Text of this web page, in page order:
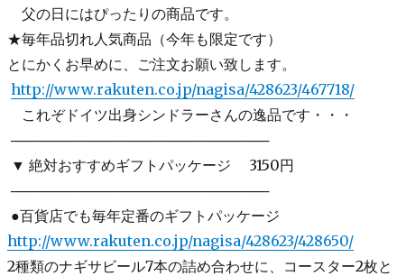
父の日にはぴったりの商品です。
★毎年品切れ人気商品（今年も限定です）
とにかくお早めに、ご注文お願い致します。
http://www.rakuten.co.jp/nagisa/428623/467718/
これぞドイツ出身シンドラーさんの逸品です・・・
──────────────────────────
▼ 絶対おすすめギフトパッケージ 3150円
──────────────────────────
●百貨店でも毎年定番のギフトパッケージ
http://www.rakuten.co.jp/nagisa/428623/428650/
2種類のナギサビール7本の詰め合わせに、コースター2枚と